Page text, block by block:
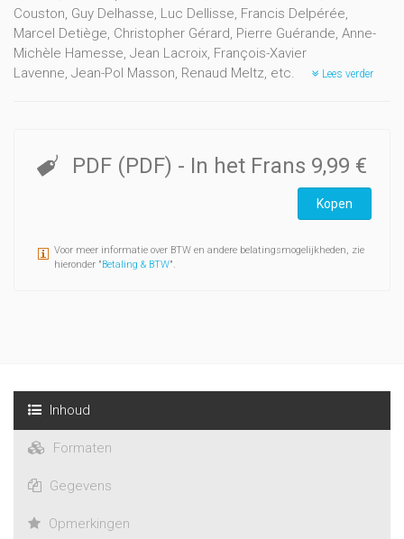
Couston, Guy Delhasse, Luc Dellisse, Francis Delpérée,
Marcel Detiège, Christopher Gérard, Pierre Guérande, Anne-
Michèle Hamesse, Jean Lacroix, François-Xavier
Lavenne, Jean-Pol Masson, Renaud Meltz, etc.
Lees verder
PDF (PDF) - In het Frans 9,99 €
Kopen
Voor meer informatie over BTW en andere belatingsmogelijkheden, zie
hieronder "Betaling & BTW".
Inhoud
Formaten
Gegevens
Opmerkingen